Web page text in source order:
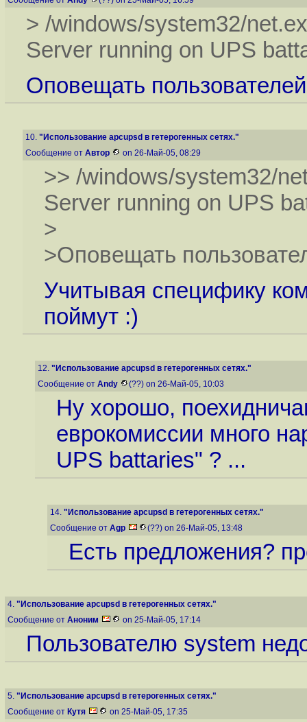
> /windows/system32/
Server running on UPS
Оповещать
10. "Использование apcupsd в гетерогенных сетях."
Сообщение от Автор on 26-Май-05, 08:29
>> /windows/system32/
Server running on UPS
>
>Оповещать
Учитывая специфику
поймут :)
12. "Использование apcupsd в гетерогенных сетях."
Сообщение от Andy (??) on 26-Май-05, 10:03
Ну хорошо,
еврокомиссии много
UPS battaries" ? ...
14. "Использование apcupsd в гетерогенных сетях."
Сообщение от Agp (??) on 26-Май-05, 13:48
Есть предложения?
4. "Использование apcupsd в гетерогенных сетях."
Сообщение от Аноним on 25-Май-05, 17:14
Пользователю system
5. "Использование apcupsd в гетерогенных сетях."
Сообщение от Кутя on 25-Май-05, 17:35